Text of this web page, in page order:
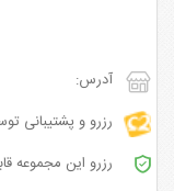
آدرس:
رزرو و پشتیبانی
رزرو این مجموعه